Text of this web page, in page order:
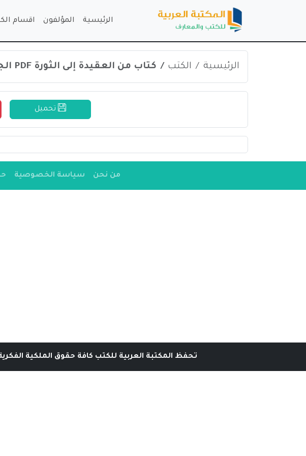
الرئيسية المؤلفون اقسام
الرئيسية الكتب كتاب من العقيدة إلى الثورة PDF الجزء الثالث
تحميل
من نحن سياسة الخصوصية
تحفظ المكتبة العربية للكتب كافة حقوق الملكية